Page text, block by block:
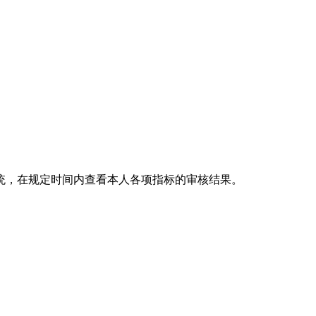
在规定时间内查看本人各项指标的审核结果。